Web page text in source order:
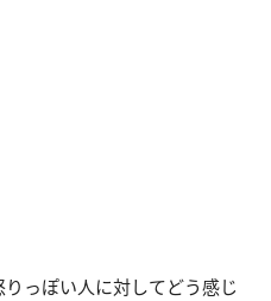
っぽい人に対してどう感じ